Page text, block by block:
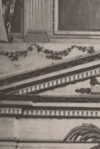
Главная Галерея
Свято-